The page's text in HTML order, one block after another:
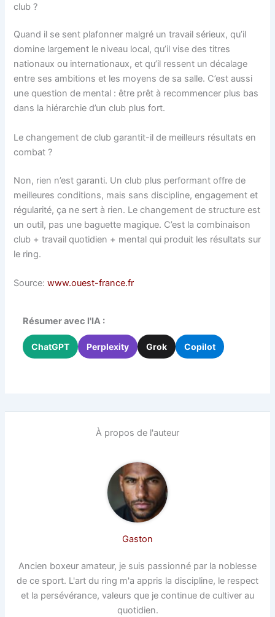
club ?
Quand il se sent plafonner malgré un travail sérieux, qu’il
domine largement le niveau local, qu’il vise des titres
nationaux ou internationaux, et qu’il ressent un décalage
entre ses ambitions et les moyens de sa salle. C’est aussi
une question de mental : être prêt à recommencer plus bas
dans la hiérarchie d’un club plus fort.
Le changement de club garantit-il de meilleurs résultats en
combat ?
Non, rien n’est garanti. Un club plus performant offre de
meilleures conditions, mais sans discipline, engagement et
régularité, ça ne sert à rien. Le changement de structure est
un outil, pas une baguette magique. C’est la combinaison
club + travail quotidien + mental qui produit les résultats sur
le ring.
Source:www.ouest-france.fr
Résumer avec l'IA :
ChatGPT Perplexity Grok Copilot
À propos de l'auteur
Gaston
Ancien boxeur amateur, je suis passionné par la noblesse
de ce sport. L'art du ring m'a appris la discipline, le respect
et la persévérance, valeurs que je continue de cultiver au
quotidien.